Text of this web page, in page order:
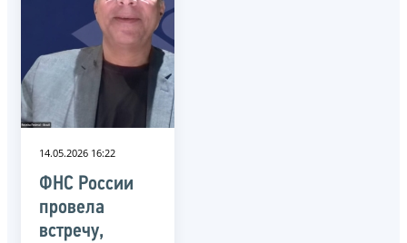
14.05.2026 16:22
ФНС России
провела
встречу,